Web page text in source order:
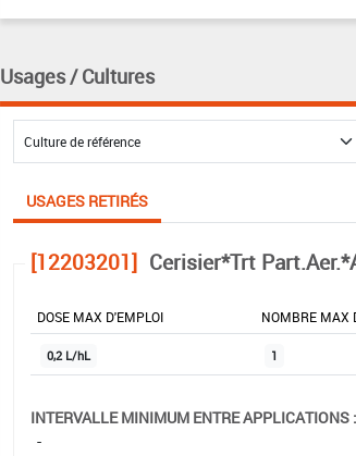
Usages / Cultures
USAGES RETIRÉS
[12203201] Cerisier*Trt
DOSE MAX D'EMPLOI NOMBRE MAX
0,2 L/hL 1
INTERVALLE MINIMUM ENTRE APPLICATIONS :
-